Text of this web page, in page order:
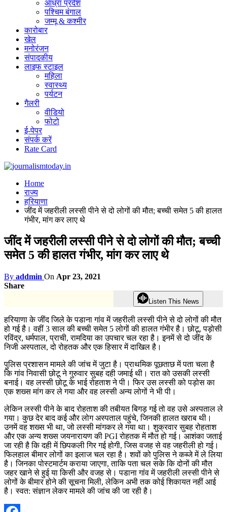
आंध्रा प्रदेश
पश्चिम बंगाल
जम्मू & कश्मीर
कारोबार
खेल
मनोरंजन
संपादकीय
लाइफ स्टाइल
महिला
स्वास्थ्य
पर्यटन
गैलरी
वीडियो
फोटो
ई-पेपर
संपर्क करें
Rate Card
Home
राज्य
हरियाणा
जींद में जहरीली लस्सी पीने से दो लोगों की मौत; बच्ची समेत 5 की हालत
गंभीर, मांग कर लाए थे
जींद में जहरीली लस्सी पीने से दो लोगों की मौत; बच्ची
समेत 5 की हालत गंभीर, मांग कर लाए थे
By addmin On Apr 23, 2021
Share
Listen This News
हरियाणा के जींद जिले के पडाना गांव में जहरीली लस्सी पीने से दो लोगों की मौत
हो गई है। वहीं 3 साल की बच्ची समेत 5 लोगों की हालत गंभीर है। छोटू, पड़ोसी
रविंद्र, धर्मपाल, प्राची, रामदिया का उपचार चल रहा है। इनमें से दो जींद के
निजी अस्पताल, दो रोहतक और एक हिसार में दाखिल है।
पुलिस प्रशासन मामले की जांच में जुटा है। प्राथमिक पूछताछ में पता चला है
कि गांव निवासी छोटू ने गुरुवार सुबह दही जमाई थी। रात को उसकी लस्सी
बनाई। वह लस्सी छोटू के भाई रोहताश ने पी। फिर उस लस्सी को पड़ोस का
एक शख्स मांग कर ले गया और वह लस्सी अन्य लोगों ने भी पी।
लेकिन लस्सी पीने के बाद रोहताश की तबीयत बिगड़ गई तो वह उसे अस्पताल ले
गया। कुछ देर बाद कई और लोग अस्पताल पहुंचे, जिनकी हालत खराब थी।
उनमें वह शख्स भी था, जो लस्सी मांगकर ले गया था। शुक्रवार सुबह रोहताश
और एक अन्य शख्स जयनारायण की PGI रोहतक में मौत हो गई। आशंका जताई
जा रही है कि दही में छिपकली गिर गई होगी, जिस वजह से वह जहरीली हो गई।
फिलहाल बीमार लोगों का इलाज चल रहा है। शवों को पुलिस ने कब्जे में ले लिया
है। जिनका पोस्टमार्टम कराया जाएगा, ताकि पता चल सके कि दोनों की मौत
जहर खाने से हुई या किसी और वजह से। पडाना गांव में जहरीली लस्सी पीने से
लोगों के बीमार होने की सूचना मिली, लेकिन अभी तक कोई शिकायत नहीं आई
है। स्वत: संज्ञान लेकर मामले की जांच की जा रही है।